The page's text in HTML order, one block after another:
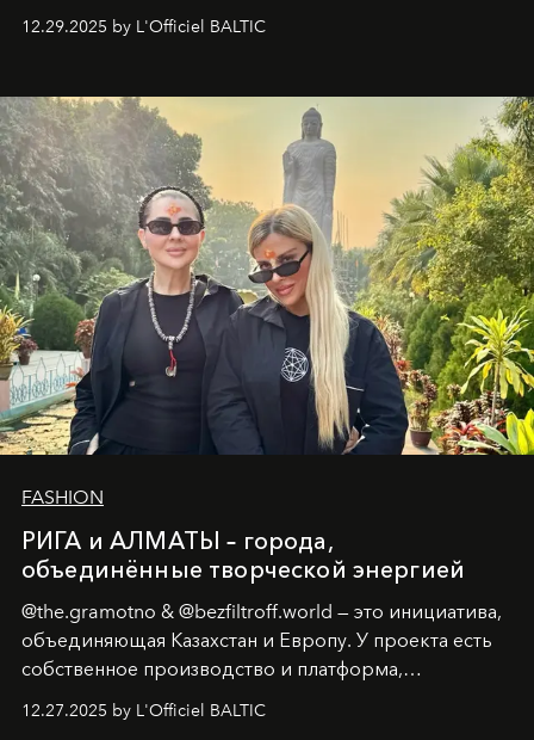
вершины Швейцарии встречаются с бездонными
глубинами человеческой души. Здесь, на стыке
Ольга Потапова - женщина, чей путь от поиска
истины превратился в искусство превращения
человеческих кризисов в возможности для
возрождения.
12.29.2025 by L'Officiel BALTIC
FASHION
РИГА и АЛМАТЫ – города,
объединённые творческой энергией
@the.gramotno & @bezfiltroff.world — это инициатива,
объединяющая Казахстан и Европу. У проекта есть
собственное производство и платформа,
предоставляющая возможности, поддержку и
решения для дизайнеров и молодых брендов.
12.27.2025 by L'Officiel BALTIC